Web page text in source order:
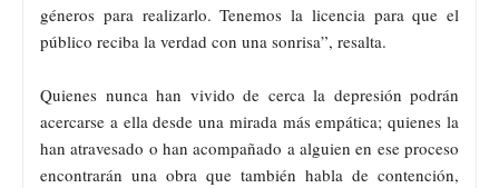
géneros para realizarlo. Tenemos la licencia para que el
público reciba la verdad con una sonrisa”, resalta.
Quienes nunca han vivido de cerca la depresión podrán
acercarse a ella desde una mirada más empática; quienes la
han atravesado o han acompañado a alguien en ese proceso
encontrarán una obra que también habla de contención,